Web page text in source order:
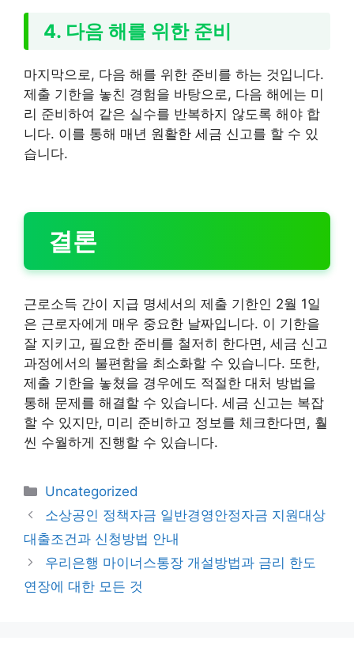
4. 다음 해를 위한 준비
마지막으로, 다음 해를 위한 준비를 하는 것입니다.
제출 기한을 놓친 경험을 바탕으로, 다음 해에는 미
리 준비하여 같은 실수를 반복하지 않도록 해야 합
니다. 이를 통해 매년 원활한 세금 신고를 할 수 있
습니다.
결론
근로소득 간이 지급 명세서의 제출 기한인 2월 1일
은 근로자에게 매우 중요한 날짜입니다. 이 기한을
잘 지키고, 필요한 준비를 철저히 한다면, 세금 신고
과정에서의 불편함을 최소화할 수 있습니다. 또한,
제출 기한을 놓쳤을 경우에도 적절한 대처 방법을
통해 문제를 해결할 수 있습니다. 세금 신고는 복잡
할 수 있지만, 미리 준비하고 정보를 체크한다면, 훨
씬 수월하게 진행할 수 있습니다.
카
테
리
Uncategorized
소상공인 정책자금 일반경영안정자금 지원대상
대출조건과 신청방법 안내
우리은행 마이너스통장 개설방법과 금리 한도
연장에 대한 모든 것